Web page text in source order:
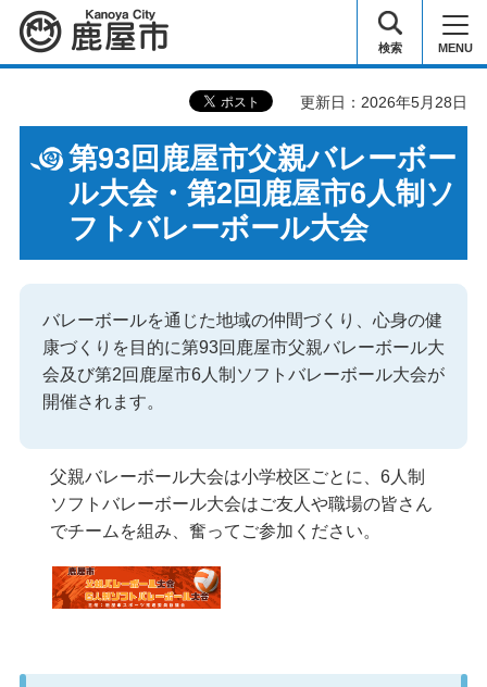
鹿屋市 検索 MENU
更新日：2026年5月28日
第93回鹿屋市父親バレーボー
ル大会・第2回鹿屋市6人制ソ
フトバレーボール大会
バレーボールを通じた地域の仲間づくり、心身の健
康づくりを目的に第93回鹿屋市父親バレーボール大
会及び第2回鹿屋市6人制ソフトバレーボール大会が
開催されます。
父親バレーボール大会は小学校区ごとに、6人制
ソフトバレーボール大会はご友人や職場の皆さん
でチームを組み、奮ってご参加ください。